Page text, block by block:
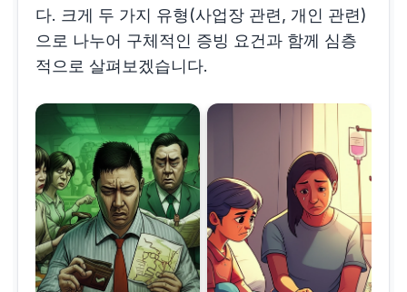
다. 크게 두 가지 유형(사업장 관련, 개인 관련)
으로 나누어 구체적인 증빙 요건과 함께 심층
적으로 살펴보겠습니다.